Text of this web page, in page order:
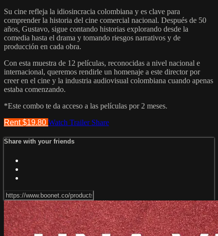
Su cine refleja la idiosincracia colombiana y es clave para
comprender la historia del cine comercial nacional. Después de 50
años, Gustavo, sigue contando historias explorando desde la
comedia hasta el drama y tomando riesgos narrativos y de
producción en cada obra.
Con esta muestra de 12 películas, reconocidas a nivel nacional e
internacional, queremos rendirle un homenaje a este director por
creer en el cine y la industria audiovisual colombiana cuando apenas
estaba comenzando.
*Este combo te da acceso a las películas por 2 meses.
Rent $19.80 Watch Trailer Share
Share with your friends